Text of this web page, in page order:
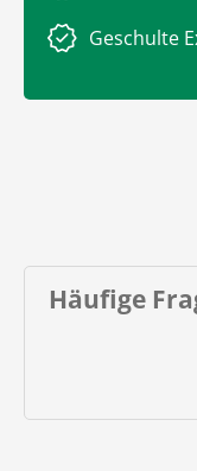
Geschulte
Häufige